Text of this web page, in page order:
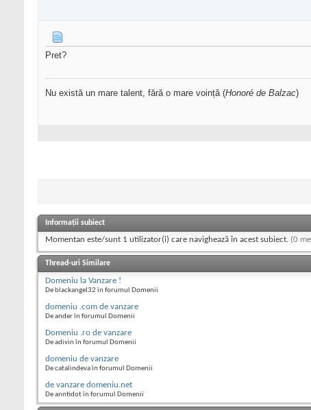
Pret?
Nu există un mare talent, fără o mare voință (Honoré de Balzac)
Informații subiect
Momentan este/sunt 1 utilizator(i) care navighează în acest subiect. (0
Thread-uri Similare
Domeniu la Vanzare !
De blackangel32 în forumul Domenii
domeniu .com de vanzare
De ander în forumul Domenii
Domeniu .ro de vanzare
De adivin în forumul Domenii
domeniu de vanzare
De catalindeva în forumul Domenii
de vanzare domeniu.net
De anntidot în forumul Domenii